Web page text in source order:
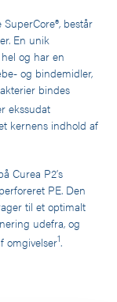
består
En unik
og har en
og bindemidler,
bindes
ekssudat
kernens indhold af
Curea P2’s
PE. Den
til et optimalt
udefra, og
omgivelser1.